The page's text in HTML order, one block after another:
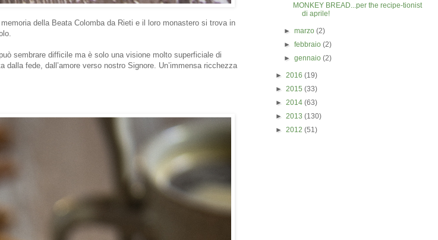
della Beata Colomba da Rieti e il loro monastero si trova in
sembrare difficile ma è solo una visione molto superficiale di
fede, dall’amore verso nostro Signore. Un’immensa ricchezza
MONKEY BREAD...per the recipe-tionist
di aprile!
►marzo(2)
►febbraio(2)
►gennaio(2)
► 2016 (19)
► 2015 (33)
► 2014 (63)
► 2013 (130)
► 2012 (51)